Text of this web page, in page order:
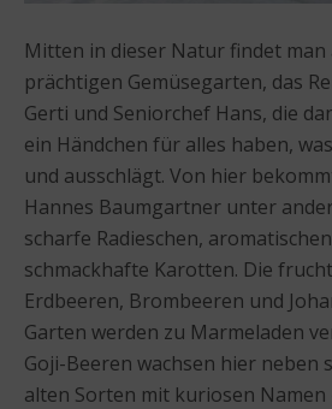
Mitten in dieser Natur findet man
prächtigen Gemüsegarten, das
Gerti und Seniorchef Hans, die
ein Händchen für alles haben,
und ausschlägt. Von hier
Hannes Baumgartner unter
scharfe Radieschen,
schmackhafte Karotten. Die
Erdbeeren, Brombeeren und
Garten werden zu Marmeladen
Goji-Beeren wachsen hier neben
alten Sorten mit kuriosen Namen